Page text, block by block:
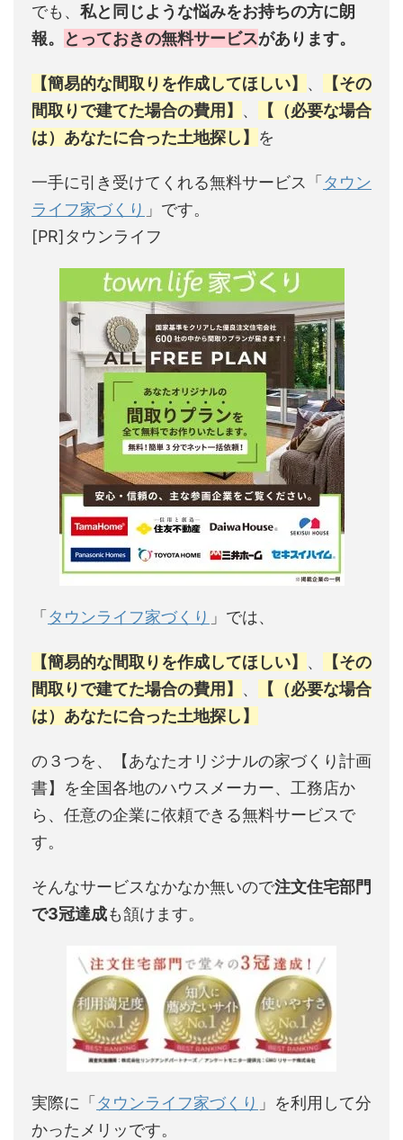
でも、 私と同じような悩みをお持ちの方に朗
報。
とっておきの無料サービスがあります。
【簡易的な間取りを作成してほしい】 、
【その
間取りで建てた場合の費用】 、
【（必要な場合
は）あなたに合った土地探し】 を
一手に引き受けてくれる無料サービス「 タウン
ライフ家づくり 」です。
[PR]タウンライフ
「 タウンライフ家づくり 」では、
【簡易的な間取りを作成してほしい】 、
【その
間取りで建てた場合の費用】 、
【（必要な場合
は）あなたに合った土地探し】
の３つを、【あなたオリジナルの家づくり計画
書】を全国各地のハウスメーカー、工務店か
ら、任意の企業に依頼できる無料サービスで
す。
そんなサービスなかなか無いので注文住宅部門
で3冠達成も頷けます。
実際に「 タウンライフ家づくり 」を利用して分
かったメリッです。